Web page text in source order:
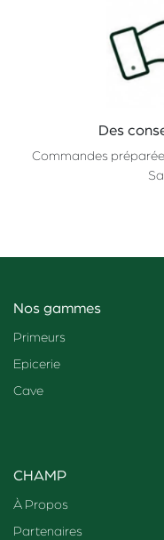
Des
Commandes
Nos gammes
Primeurs
Epicerie
Cave
CHAMP
À Propos
Partenaires